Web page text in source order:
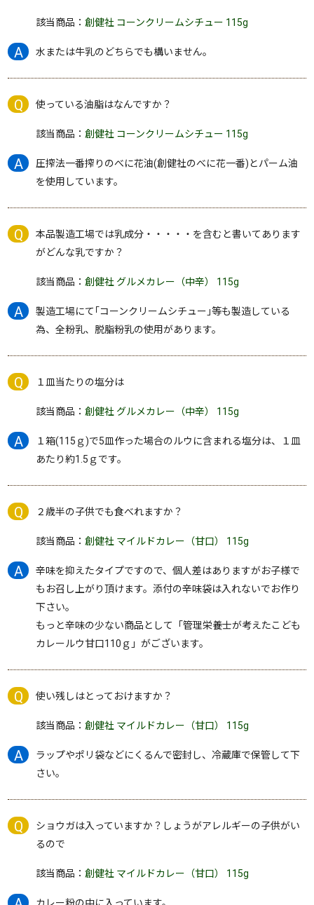
該当商品：創健社 コーンクリームシチュー 115g
水または牛乳のどちらでも構いません。
使っている油脂はなんですか？
該当商品：創健社 コーンクリームシチュー 115g
圧搾法一番搾りのべに花油(創健社のべに花一番)とパーム油
を使用しています。
本品製造工場では乳成分・・・・・を含むと書いてあります
がどんな乳ですか？
該当商品：創健社 グルメカレー（中辛） 115g
製造工場にて｢コーンクリームシチュー｣等も製造している
為、全粉乳、脱脂粉乳の使用があります。
１皿当たりの塩分は
該当商品：創健社 グルメカレー（中辛） 115g
１箱(115ｇ)で5皿作った場合のルウに含まれる塩分は、１皿
あたり約1.5ｇです。
２歳半の子供でも食べれますか？
該当商品：創健社 マイルドカレー（甘口） 115g
辛味を抑えたタイプですので、個人差はありますがお子様で
もお召し上がり頂けます。添付の辛味袋は入れないでお作り
下さい。
もっと辛味の少ない商品として「管理栄養士が考えたこども
カレールウ甘口110ｇ」がございます。
使い残しはとっておけますか？
該当商品：創健社 マイルドカレー（甘口） 115g
ラップやポリ袋などにくるんで密封し、冷蔵庫で保管して下
さい。
ショウガは入っていますか？しょうがアレルギーの子供がい
るので
該当商品：創健社 マイルドカレー（甘口） 115g